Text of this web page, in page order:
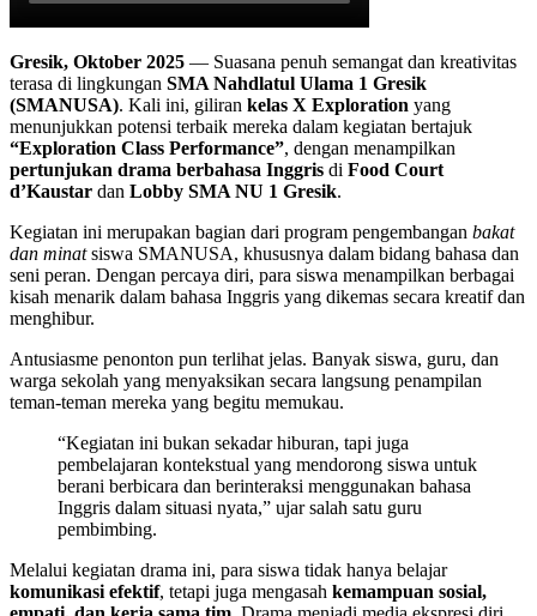
Gresik, Oktober 2025 — Suasana penuh semangat dan kreativitas
terasa di lingkungan SMA Nahdlatul Ulama 1 Gresik
(SMANUSA). Kali ini, giliran kelas X Exploration yang
menunjukkan potensi terbaik mereka dalam kegiatan bertajuk
“Exploration Class Performance”, dengan menampilkan
pertunjukan drama berbahasa Inggris di Food Court
d’Kaustar dan Lobby SMA NU 1 Gresik.
Kegiatan ini merupakan bagian dari program pengembangan bakat
dan minatsiswa SMANUSA, khususnya dalam bidang bahasa dan
seni peran. Dengan percaya diri, para siswa menampilkan berbagai
kisah menarik dalam bahasa Inggris yang dikemas secara kreatif dan
menghibur.
Antusiasme penonton pun terlihat jelas. Banyak siswa, guru, dan
warga sekolah yang menyaksikan secara langsung penampilan
teman-teman mereka yang begitu memukau.
“Kegiatan ini bukan sekadar hiburan, tapi juga
pembelajaran kontekstual yang mendorong siswa untuk
berani berbicara dan berinteraksi menggunakan bahasa
Inggris dalam situasi nyata,” ujar salah satu guru
pembimbing.
Melalui kegiatan drama ini, para siswa tidak hanya belajar
komunikasi efektif, tetapi juga mengasah kemampuan sosial,